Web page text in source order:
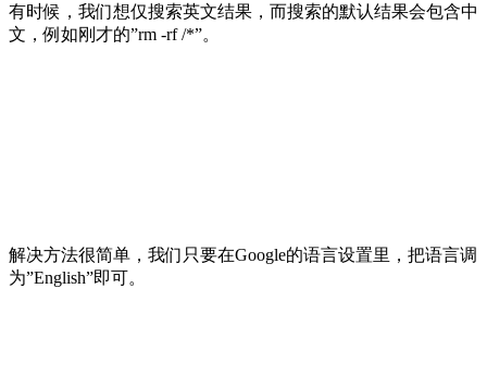
有时候，我们想仅搜索英文结果，而搜索的默认结果会包含中
文，例如刚才的”rm -rf /*”。
解决方法很简单，我们只要在Google的语言设置里，把语言调
为”English”即可。